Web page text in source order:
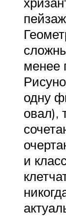
менее
одну
овал),
и